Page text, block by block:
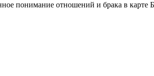
понимание отношений и брака в карте